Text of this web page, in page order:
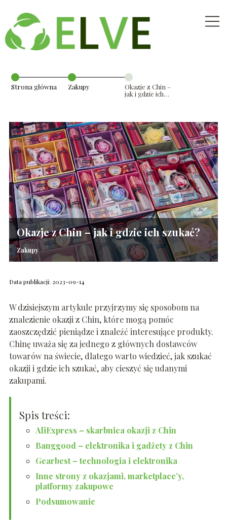
Strona główna Zakupy
Okazje z Chin –
jak i gdzie ich
Okazje z Chin – jak i gdzie ich szukać?
Zakupy
Data publikacji: 2023-09-14
W dzisiejszym artykule przyjrzymy się sposobom na
znalezienie okazji z Chin, które mogą pomóc
zaoszczędzić pieniądze i znaleźć interesujące produkty.
Chinę uważa się za jednego z głównych dostawców
towarów na świecie, dlatego warto wiedzieć, jak szukać
okazji i gdzie ich szukać, aby cieszyć się udanymi
zakupami.
Spis treści:
AliExpress – skarbnica okazji z Chin
Banggood – elektronika i gadżety z Chin
Gearbest – technologia i elektronika
Inne strony z okazjami, marketplace’y,
platformy zakupowe
Podsumowanie